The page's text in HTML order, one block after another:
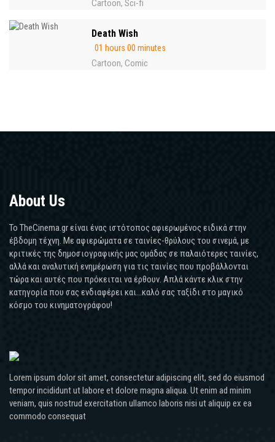
Cartoon, Sci-fi
Death Wish
01 hours 00 minutes
Cartoon, Comic
About Us
Το TheCinema.gr είναι ένας ιστότοπος αφιερωμένος ειδικά στην
έβδομη τέχνη. Με αφιερώματα σε ταινίες-θρύλους του σινεμά, με
κριτικές της δημοσιογραφικής μας ομάδας σε παλαιότερες ταινίες,
αλλά και αναλυτική ενημέρωση για τις ταινίες που προβάλλονται
τώρα και αυτές που πρόκειται να έρθουν. Απλά κάντε κλικ στην
κατηγορία που σας ενδιαφέρει και...καλό σας ταξίδι στο μαγικό
κόσμο του κινηματογράφου!
Lorem ipsum dolor sit amet, consectetur adipiscing elit, sed do eiusmod
tempor incididunt ut labore et dolore magna aliqua. Ut enim ad minim
veniam, quis nostrud exercitation ullamco laboris nisi ut aliquip ex ea
commodo consequat